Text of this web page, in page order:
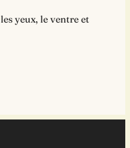
les yeux, le ventre et